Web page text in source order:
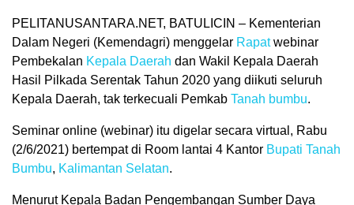
PELITANUSANTARA.NET, BATULICIN – Kementerian
Dalam Negeri (Kemendagri) menggelar Rapatwebinar
Pembekalan Kepala Daerah dan Wakil Kepala Daerah
Hasil Pilkada Serentak Tahun 2020 yang diikuti seluruh
Kepala Daerah, tak terkecuali Pemkab Tanah bumbu.
Seminar online (webinar) itu digelar secara virtual, Rabu
(2/6/2021) bertempat di Room lantai 4 Kantor Bupati Tanah
Bumbu, Kalimantan Selatan.
Menurut Kepala Badan Pengembangan Sumber Daya